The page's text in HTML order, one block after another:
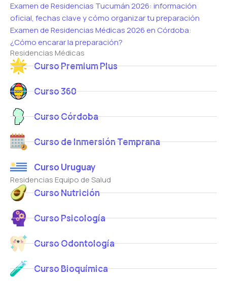
Examen de Residencias Tucumán 2026: información
oficial, fechas clave y cómo organizar tu preparación
Examen de Residencias Médicas 2026 en Córdoba:
¿Cómo encarar la preparación?
Residencias Médicas
Curso Premium Plus
Curso 360
Curso Córdoba
Curso de Inmersión Temprana
Curso Uruguay
Residencias Equipo de Salud
Curso Nutrición
Curso Psicología
Curso Odontología
Curso Bioquímica